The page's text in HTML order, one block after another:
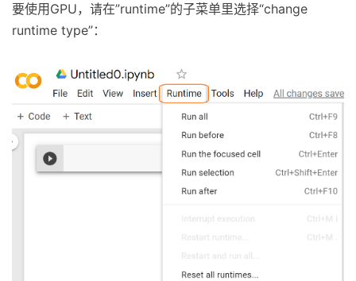
要使用GPU，请在”runtime”的子菜单里选择“change
runtime type”：